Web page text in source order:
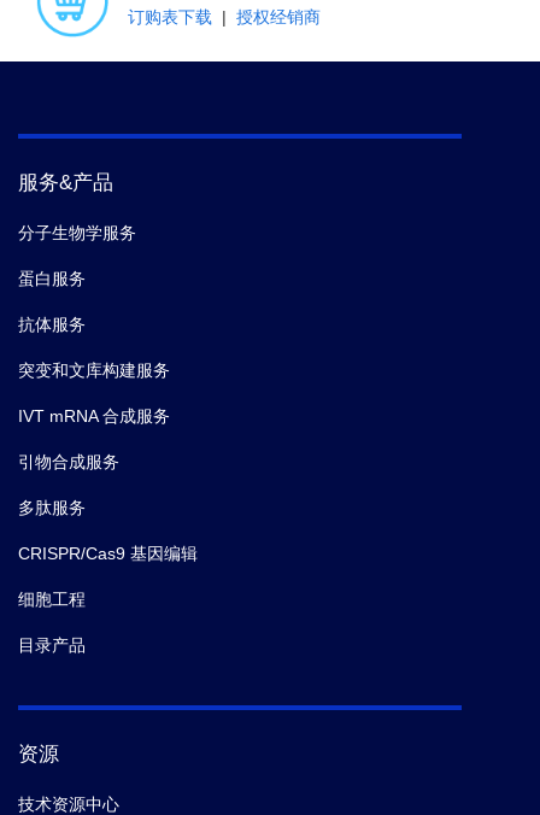
订购表下载 | 授权经销商
服务&产品
分子生物学服务
蛋白服务
抗体服务
突变和文库构建服务
IVT mRNA 合成服务
引物合成服务
多肽服务
CRISPR/Cas9 基因编辑
细胞工程
目录产品
资源
技术资源中心